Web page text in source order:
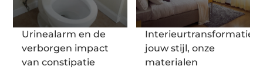
Urinealarm en de
verborgen impact
van constipatie
Interieurtransformatie:
jouw stijl, onze
materialen